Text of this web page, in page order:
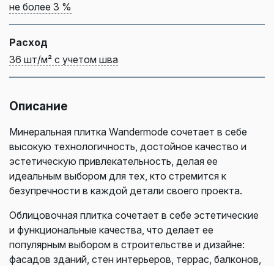
не более 3 %
Расход
36 шт/м² с учетом шва
Описание
Минеральная плитка Wandermode сочетает в себе
высокую технологичность, достойное качество и
эстетическую привлекательность, делая ее
идеальным выбором для тех, кто стремится к
безупречности в каждой детали своего проекта.
Облицовочная плитка сочетает в себе эстетические
и функциональные качества, что делает ее
популярным выбором в строительстве и дизайне:
фасадов зданий, стен интерьеров, террас, балконов,